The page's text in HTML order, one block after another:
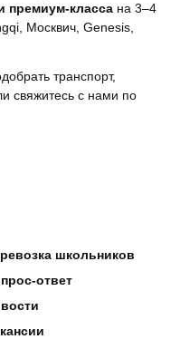
премиум-класса на 3–4
Москвич, Genesis,
транспорт,
свяжитесь с нами по
школьников
ответ